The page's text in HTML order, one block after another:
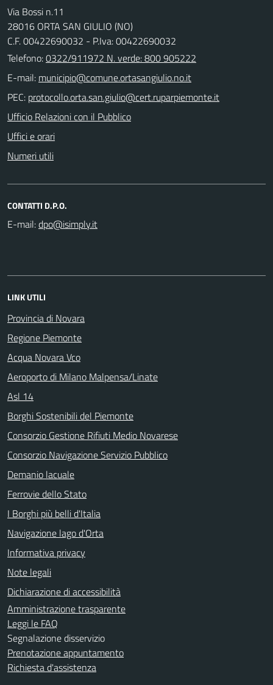
Via Bossi n.11
28016 ORTA SAN GIULIO (NO)
C.F. 00422690032 - P.Iva: 00422690032
Telefono:0322/911972 N. verde: 800 905222
E-mail:
PEC:
Ufficio Relazioni con il Pubblico
Uffici e orari
Numeri utili
CONTATTI D.P.O.
E-mail:
LINK UTILI
Provincia di Novara
Regione Piemonte
Acqua Novara Vco
Aeroporto di Milano Malpensa/Linate
Asl 14
Borghi Sostenibili del Piemonte
Consorzio Gestione Rifiuti Medio Novarese
Consorzio Navigazione Servizio Pubblico
Demanio lacuale
Ferrovie dello Stato
I Borghi più belli d'Italia
Navigazione lago d'Orta
Informativa privacy
Note legali
Dichiarazione di accessibilità
Amministrazione trasparente
Leggi le FAQ
Segnalazione disservizio
Prenotazione appuntamento
Richiesta d'assistenza